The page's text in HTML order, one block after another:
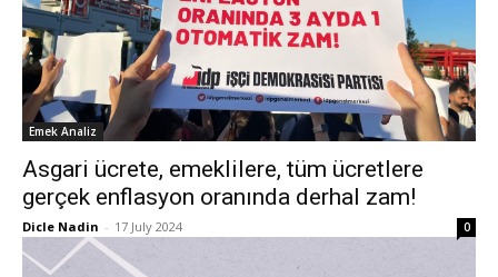
Emek Analiz
Asgari ücrete, emeklilere, tüm ücretlere
gerçek enflasyon oranında derhal zam!
Dicle Nadin - 17 July 2024 0